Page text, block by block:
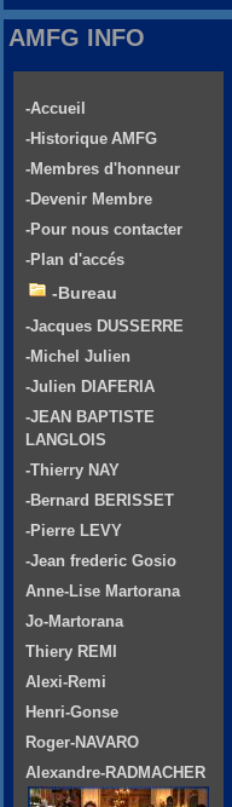
AMFG INFO
-Accueil
-Historique AMFG
-Membres d'honneur
-Devenir Membre
-Pour nous contacter
-Plan d'accés
-Bureau
-Jacques DUSSERRE
-Michel Julien
-Julien DIAFERIA
-JEAN BAPTISTE
LANGLOIS
-Thierry NAY
-Bernard BERISSET
-Pierre LEVY
-Jean frederic Gosio
Anne-Lise Martorana
Jo-Martorana
Thiery REMI
Alexi-Remi
Henri-Gonse
Roger-NAVARO
Alexandre-RADMACHER